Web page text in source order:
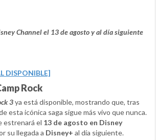
Channel el 13 de agosto y al día siguiente
DISPONIBLE]
Rock
3ya está disponible, mostrando que, tras
esta icónica saga sigue más vivo que nunca.
estrenará el 13 de agosto en Disney
su llegada a Disney+ al día siguiente.